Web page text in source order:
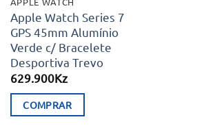
Apple Watch Series 7
GPS 45mm Alumínio
Verde c/ Bracelete
Desportiva Trevo
629.900Kz
COMPRAR